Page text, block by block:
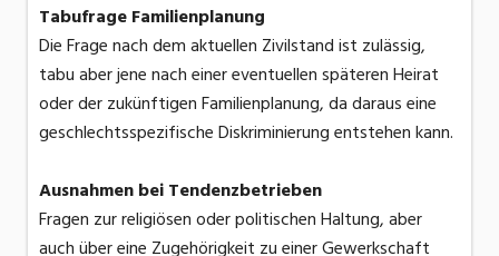
Tabufrage Familienplanung
Die Frage nach dem aktuellen Zivilstand ist zulässig,
tabu aber jene nach einer eventuellen späteren Heirat
oder der zukünftigen Familienplanung, da daraus eine
geschlechtsspezifische Diskriminierung entstehen kann.
Ausnahmen bei Tendenzbetrieben
Fragen zur religiösen oder politischen Haltung, aber
auch über eine Zugehörigkeit zu einer Gewerkschaft